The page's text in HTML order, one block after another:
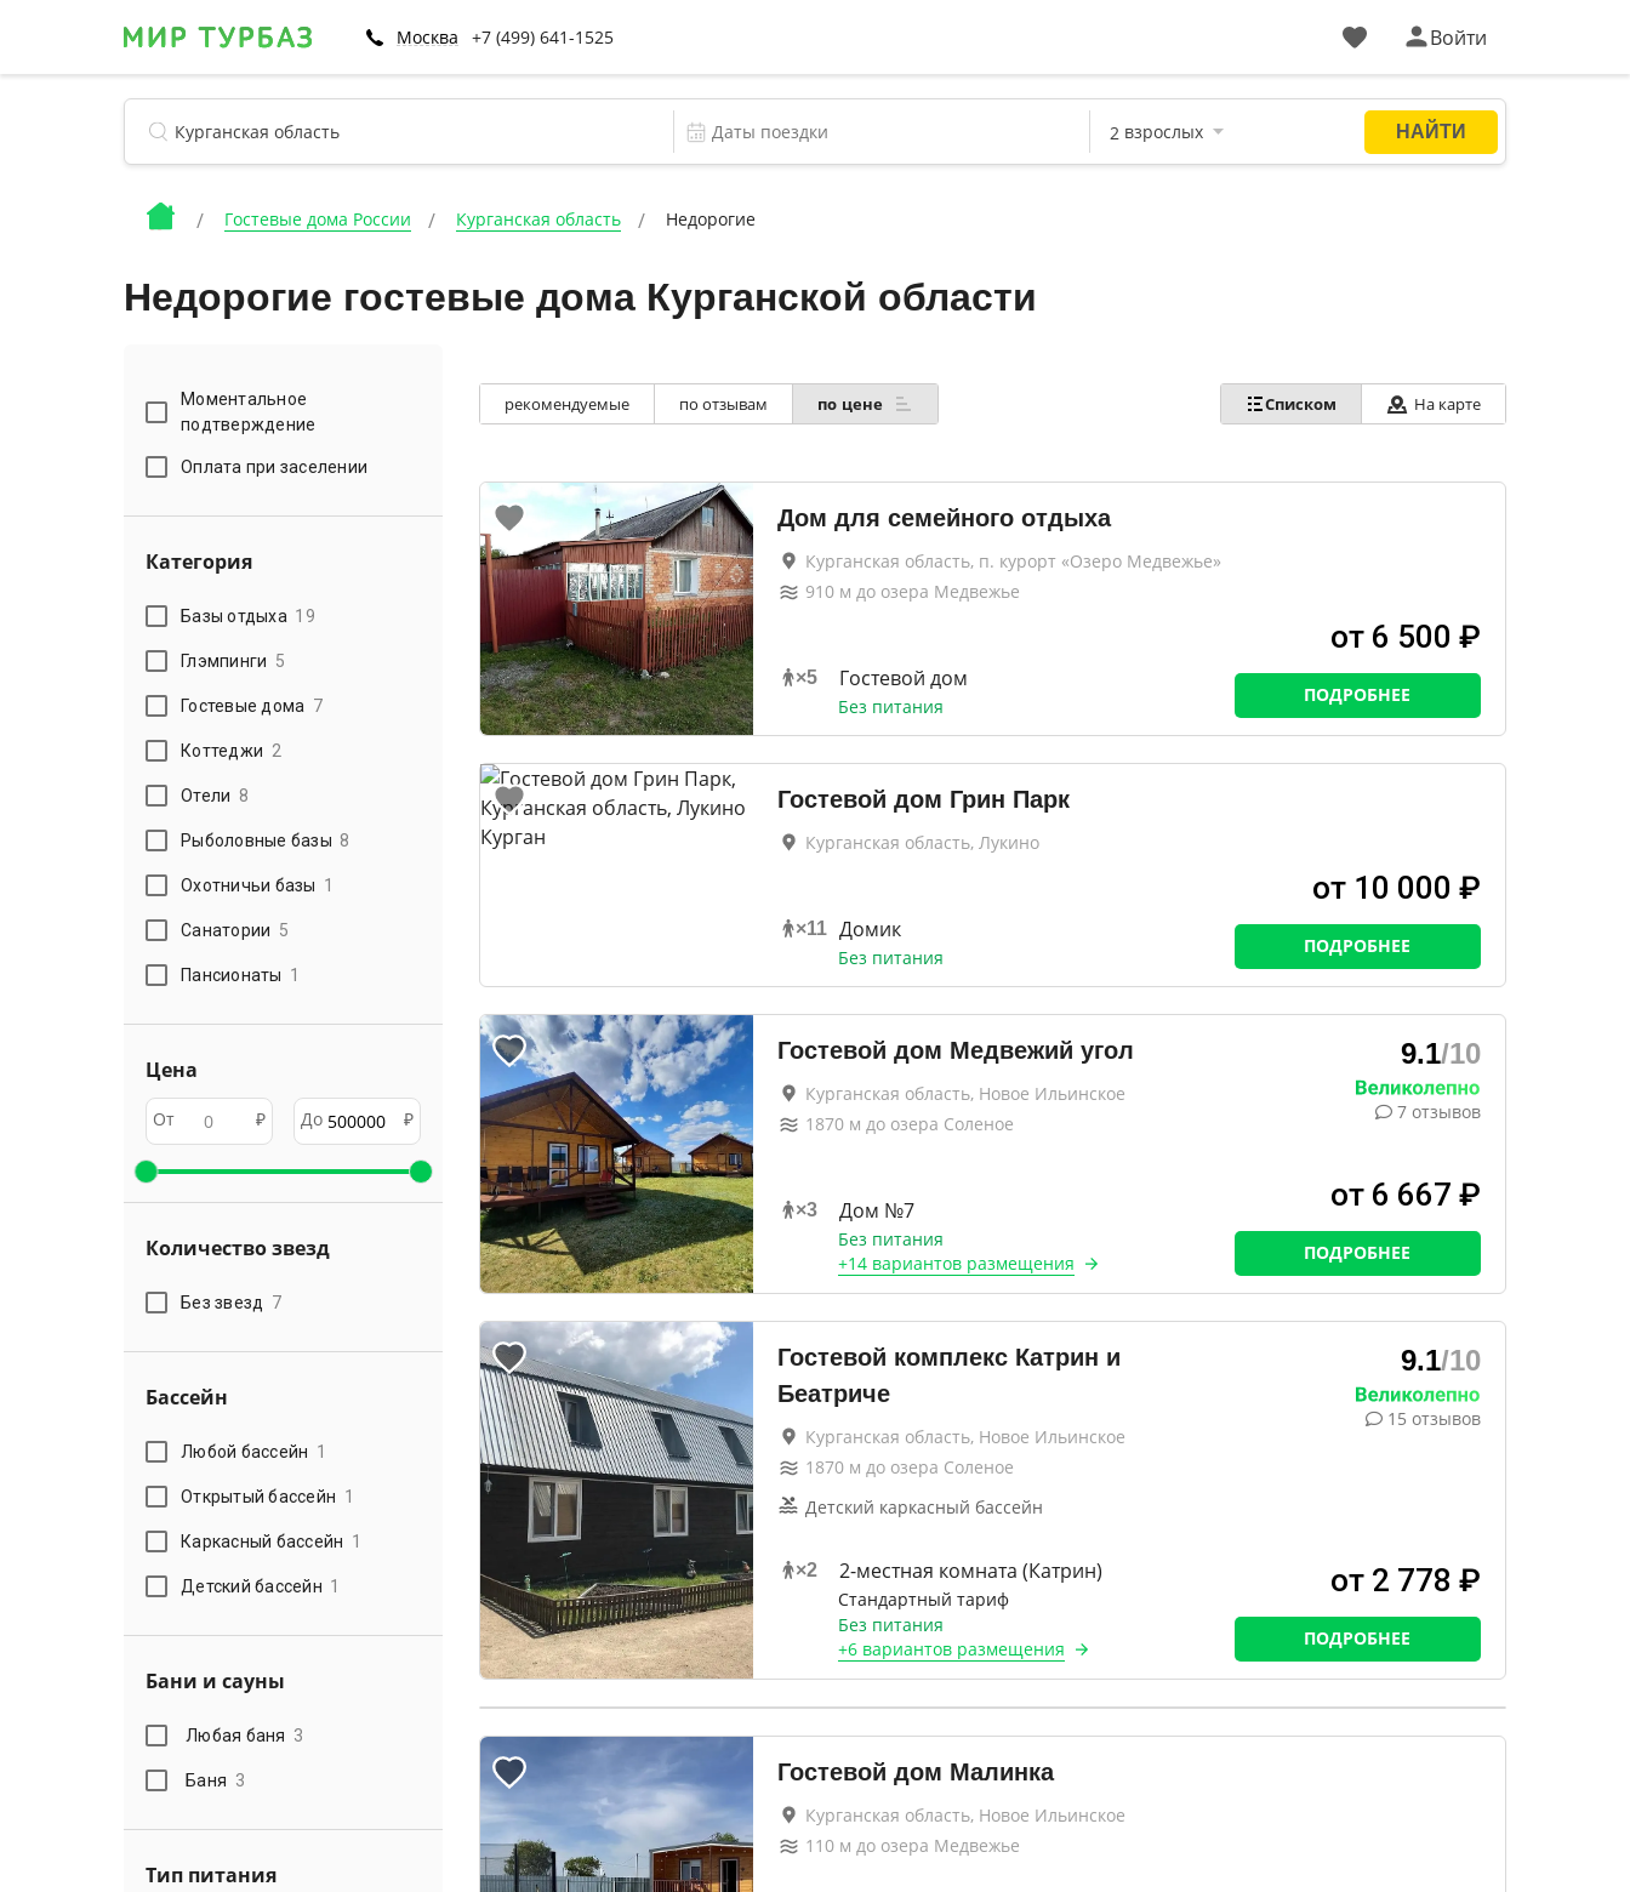
Москва +7 (499) 641-1525 Войти
Гостевые дома России Курганская область Недорогие
Недорогие гостевые дома Курганской области
Моментальное
подтверждение
Оплата при заселении
Категория
Базы отдыха 19
Глэмпинги 5
Гостевые дома 7
Коттеджи 2
Отели 8
Рыболовные базы 8
Охотничьи базы 1
Санатории 5
Пансионаты 1
Цена
От ₽ До ₽
Количество звезд
Без звезд 7
Бассейн
Любой бассейн 1
Открытый бассейн 1
Каркасный бассейн 1
Детский бассейн 1
Бани и сауны
Любая баня 3
Баня 3
Тип питания
рекомендуемые по отзывам по цене Списком На карте
Дом для семейного отдыха
Курганская область, п. курорт «Озеро Медвежье»
910м до озера Медвежье
×5 Гостевой дом
Без питания
от 6 500 ₽
ПОДРОБНЕЕ
Гостевой дом Грин Парк
Курганская область, Лукино
×11 Домик
Без питания
от 10 000 ₽
ПОДРОБНЕЕ
Гостевой дом Медвежий угол
Курганская область, Новое Ильинское
1870м до озера Соленое
×3 Дом №7
Без питания
+14 вариантовразмещения
9.1/10
7 отзывов
от 6 667 ₽
ПОДРОБНЕЕ
Гостевой комплекс Катрин и
Беатриче
Курганская область, Новое Ильинское
1870м до озера Соленое
Детский каркасный бассейн
×2 2-местная комната (Катрин)
Стандартный тариф
Без питания
+6 вариантовразмещения
9.1/10
15 отзывов
от 2 778 ₽
ПОДРОБНЕЕ
Гостевой дом Малинка
Курганская область, Новое Ильинское
110м до озера Медвежье